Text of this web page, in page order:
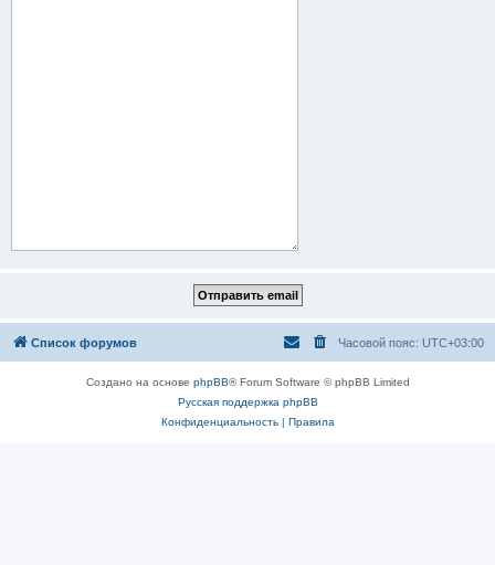
Список форумов Часовой пояс: UTC+03:00
Создано на основе phpBB® Forum Software © phpBB Limited
Русская поддержка phpBB
Конфиденциальность| Правила